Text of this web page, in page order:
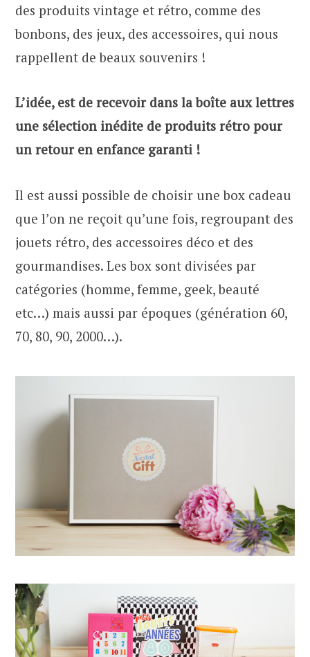
des produits vintage et rétro, comme des
bonbons, des jeux, des accessoires, qui nous
rappellent de beaux souvenirs !
L’idée, est de recevoir dans la boîte aux lettres
une sélection inédite de produits rétro pour
un retour en enfance garanti !
Il est aussi possible de choisir une box cadeau
que l’on ne reçoit qu’une fois, regroupant des
jouets rétro, des accessoires déco et des
gourmandises. Les box sont divisées par
catégories (homme, femme, geek, beauté
etc…) mais aussi par époques (génération 60,
70, 80, 90, 2000…).